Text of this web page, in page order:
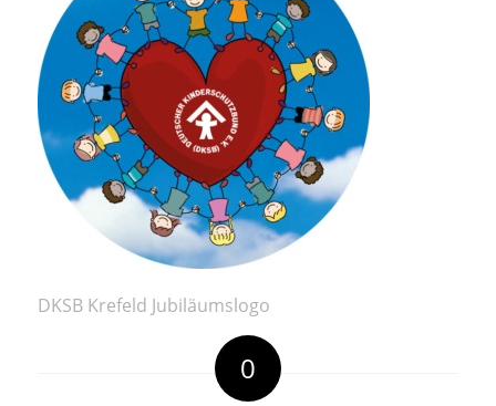
DKSB Krefeld Jubiläumslogo
0